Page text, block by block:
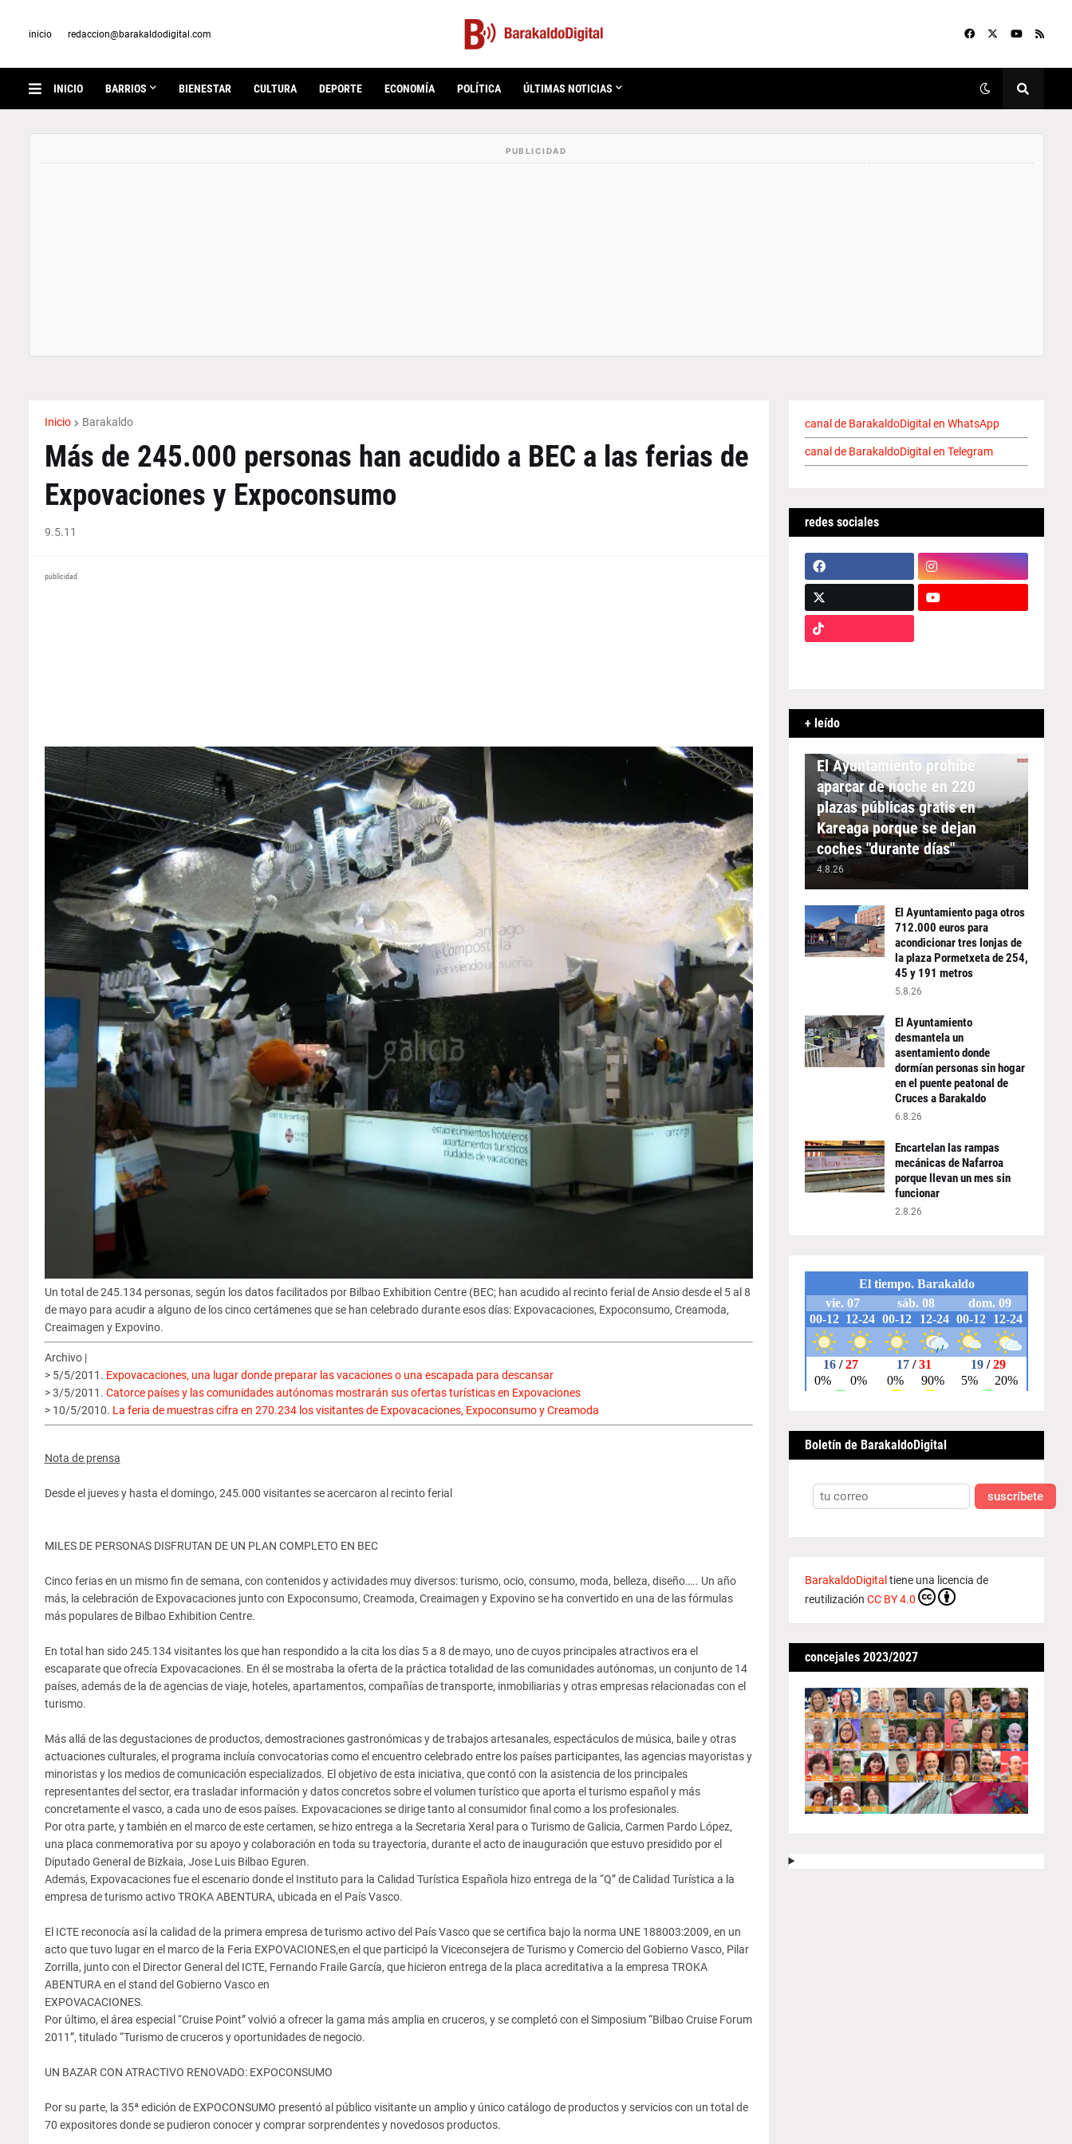
inicio redaccion@barakaldodigital.com
INICIO BARRIOS BIENESTAR CULTURA DEPORTE ECONOMÍA POLÍTICA ÚLTIMAS NOTICIAS
Inicio Barakaldo
Más de 245.000 personas han acudido a BEC a las ferias de
Expovaciones y Expoconsumo
9.5.11
publicidad
Un total de 245.134 personas, según los datos facilitados por Bilbao Exhibition Centre (BEC; han acudido al recinto ferial de Ansio desde el 5 al 8
de mayo para acudir a alguno de los cinco certámenes que se han celebrado durante esos días: Expovacaciones, Expoconsumo, Creamoda,
Creaimagen y Expovino.
Archivo |
> 5/5/2011. Expovacaciones, una lugar donde preparar las vacaciones o una escapada para descansar
> 3/5/2011. Catorce países y las comunidades autónomas mostrarán sus ofertas turísticas en Expovaciones
> 10/5/2010. La feria de muestras cifra en 270.234 los visitantes de Expovacaciones, Expoconsumo y Creamoda
Nota de prensa
Desde el jueves y hasta el domingo, 245.000 visitantes se acercaron al recinto ferial
MILES DE PERSONAS DISFRUTAN DE UN PLAN COMPLETO EN BEC
Cinco ferias en un mismo fin de semana, con contenidos y actividades muy diversos: turismo, ocio, consumo, moda, belleza, diseño….. Un año
más, la celebración de Expovacaciones junto con Expoconsumo, Creamoda, Creaimagen y Expovino se ha convertido en una de las fórmulas
más populares de Bilbao Exhibition Centre.
En total han sido 245.134 visitantes los que han respondido a la cita los días 5 a 8 de mayo, uno de cuyos principales atractivos era el
escaparate que ofrecía Expovacaciones. En él se mostraba la oferta de la práctica totalidad de las comunidades autónomas, un conjunto de 14
países, además de la de agencias de viaje, hoteles, apartamentos, compañías de transporte, inmobiliarias y otras empresas relacionadas con el
turismo.
Más allá de las degustaciones de productos, demostraciones gastronómicas y de trabajos artesanales, espectáculos de música, baile y otras
actuaciones culturales, el programa incluía convocatorias como el encuentro celebrado entre los países participantes, las agencias mayoristas y
minoristas y los medios de comunicación especializados. El objetivo de esta iniciativa, que contó con la asistencia de los principales
representantes del sector, era trasladar información y datos concretos sobre el volumen turístico que aporta el turismo español y más
concretamente el vasco, a cada uno de esos países. Expovacaciones se dirige tanto al consumidor final como a los profesionales.
Por otra parte, y también en el marco de este certamen, se hizo entrega a la Secretaria Xeral para o Turismo de Galicia, Carmen Pardo López,
una placa conmemorativa por su apoyo y colaboración en toda su trayectoria, durante el acto de inauguración que estuvo presidido por el
Diputado General de Bizkaia, Jose Luis Bilbao Eguren.
Además, Expovacaciones fue el escenario donde el Instituto para la Calidad Turística Española hizo entrega de la “Q” de Calidad Turística a la
empresa de turismo activo TROKA ABENTURA, ubicada en el País Vasco.
El ICTE reconocía así la calidad de la primera empresa de turismo activo del País Vasco que se certifica bajo la norma UNE 188003:2009, en un
acto que tuvo lugar en el marco de la Feria EXPOVACIONES,en el que participó la Viceconsejera de Turismo y Comercio del Gobierno Vasco, Pilar
Zorrilla, junto con el Director General del ICTE, Fernando Fraile García, que hicieron entrega de la placa acreditativa a la empresa TROKA
ABENTURA en el stand del Gobierno Vasco en
EXPOVACACIONES.
Por último, el área especial “Cruise Point” volvió a ofrecer la gama más amplia en cruceros, y se completó con el Simposium “Bilbao Cruise Forum
2011”, titulado “Turismo de cruceros y oportunidades de negocio.
UN BAZAR CON ATRACTIVO RENOVADO: EXPOCONSUMO
Por su parte, la 35ª edición de EXPOCONSUMO presentó al público visitante un amplio y único catálogo de productos y servicios con un total de
70 expositores donde se pudieron conocer y comprar sorprendentes y novedosos productos.
canal de BarakaldoDigital en WhatsApp
canal de BarakaldoDigital en Telegram
redes sociales
+ leído
APARCAMIENTO
El Ayuntamiento prohíbe
aparcar de noche en 220
plazas públicas gratis en
Kareaga porque se dejan
coches "durante días"
4.8.26
El Ayuntamiento paga otros
712.000 euros para
acondicionar tres lonjas de
la plaza Pormetxeta de 254,
45 y 191 metros
5.8.26
El Ayuntamiento
desmantela un
asentamiento donde
dormían personas sin hogar
en el puente peatonal de
Cruces a Barakaldo
6.8.26
Encartelan las rampas
mecánicas de Nafarroa
porque llevan un mes sin
funcionar
2.8.26
Boletín de BarakaldoDigital
suscríbete
BarakaldoDigital tiene una licencia de
reutilización CC BY 4.0
concejales 2023/2027